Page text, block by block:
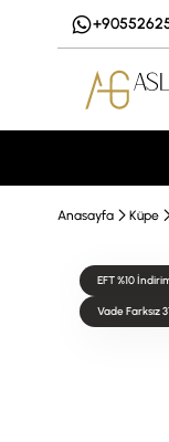
Anasayfa Küpe
EFT %10
Vade Farksız